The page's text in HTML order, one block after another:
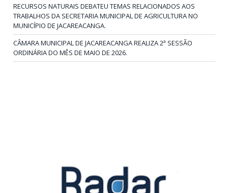
RECURSOS NATURAIS DEBATEU TEMAS RELACIONADOS AOS
TRABALHOS DA SECRETARIA MUNICIPAL DE AGRICULTURA NO
MUNICÍPIO DE JACAREACANGA.
CÂMARA MUNICIPAL DE JACAREACANGA REALIZA 2ª SESSÃO
ORDINÁRIA DO MÊS DE MAIO DE 2026.